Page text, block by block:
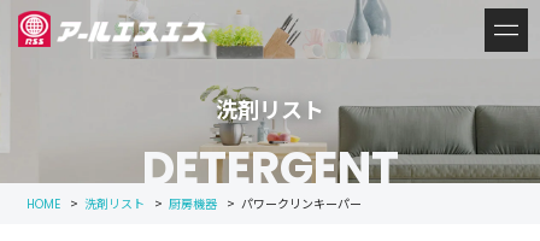
洗剤リスト
DETERGENT
HOME > 洗剤リスト > 厨房機器 > パワークリンキーパー